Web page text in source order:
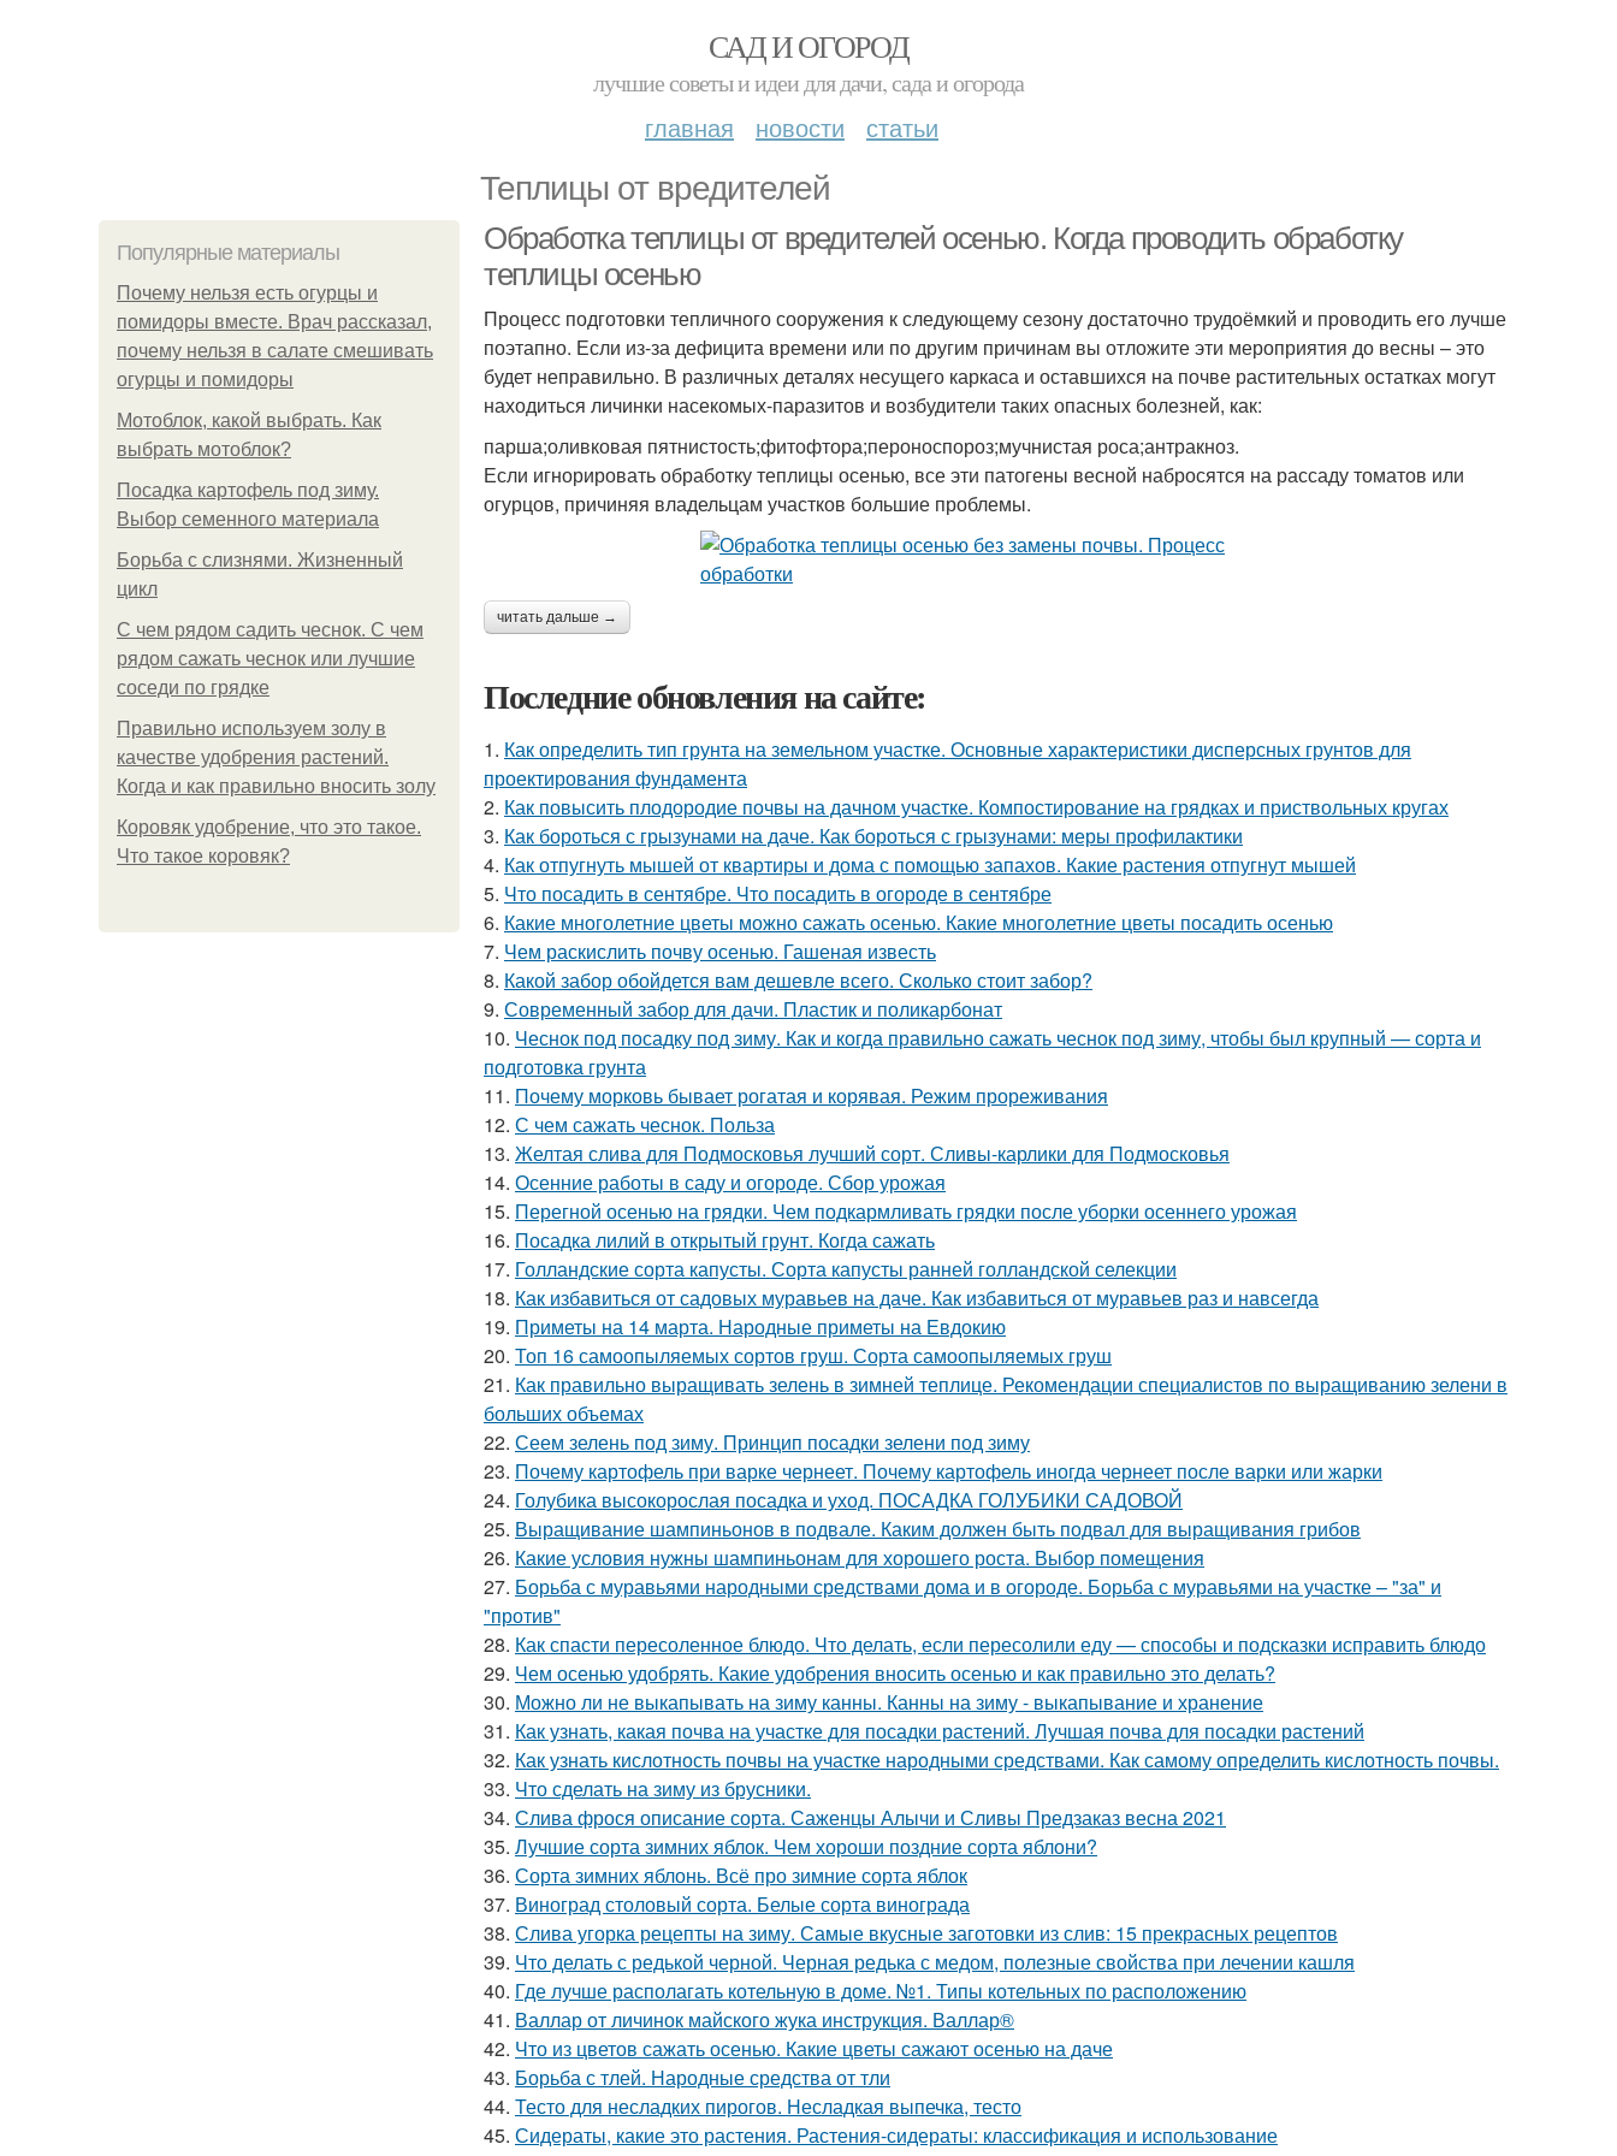
САД И ОГОРОД
лучшие советы и идеи для дачи, сада и огорода
главная новости статьи
Теплицы от вредителей
Популярные материалы
Почему нельзя есть огурцы и
помидоры вместе. Врач рассказал,
почему нельзя в салате смешивать
огурцы и помидоры
Мотоблок, какой выбрать. Как
выбрать мотоблок?
Посадка картофель под зиму.
Выбор семенного материала
Борьба с слизнями. Жизненный
цикл
С чем рядом садить чеснок. С чем
рядом сажать чеснок или лучшие
соседи по грядке
Правильно используем золу в
качестве удобрения растений.
Когда и как правильно вносить золу
Коровяк удобрение, что это такое.
Что такое коровяк?
Обработка теплицы от вредителей осенью. Когда проводить обработку
теплицы осенью
Процесс подготовки тепличного сооружения к следующему сезону достаточно трудоёмкий и проводить его лучше
поэтапно. Если из-за дефицита времени или по другим причинам вы отложите эти мероприятия до весны – это
будет неправильно. В различных деталях несущего каркаса и оставшихся на почве растительных остатках могут
находиться личинки насекомых-паразитов и возбудители таких опасных болезней, как:
парша;оливковая пятнистость;фитофтора;пероноспороз;мучнистая роса;антракноз.
Если игнорировать обработку теплицы осенью, все эти патогены весной набросятся на рассаду томатов или
огурцов, причиняя владельцам участков большие проблемы.
читать дальше →
Последние обновления на сайте:
1. Как определить тип грунта на земельном участке. Основные характеристики дисперсных грунтов для
проектирования фундамента
2. Как повысить плодородие почвы на дачном участке. Компостирование на грядках и приствольных кругах
3. Как бороться с грызунами на даче. Как бороться с грызунами: меры профилактики
4. Как отпугнуть мышей от квартиры и дома с помощью запахов. Какие растения отпугнут мышей
5. Что посадить в сентябре. Что посадить в огороде в сентябре
6. Какие многолетние цветы можно сажать осенью. Какие многолетние цветы посадить осенью
7. Чем раскислить почву осенью. Гашеная известь
8. Какой забор обойдется вам дешевле всего. Сколько стоит забор?
9. Современный забор для дачи. Пластик и поликарбонат
10. Чеснок под посадку под зиму. Как и когда правильно сажать чеснок под зиму, чтобы был крупный — сорта и
подготовка грунта
11. Почему морковь бывает рогатая и корявая. Режим прореживания
12. С чем сажать чеснок. Польза
13. Желтая слива для Подмосковья лучший сорт. Сливы-карлики для Подмосковья
14. Осенние работы в саду и огороде. Сбор урожая
15. Перегной осенью на грядки. Чем подкармливать грядки после уборки осеннего урожая
16. Посадка лилий в открытый грунт. Когда сажать
17. Голландские сорта капусты. Сорта капусты ранней голландской селекции
18. Как избавиться от садовых муравьев на даче. Как избавиться от муравьев раз и навсегда
19. Приметы на 14 марта. Народные приметы на Евдокию
20. Топ 16 самоопыляемых сортов груш. Сорта самоопыляемых груш
21. Как правильно выращивать зелень в зимней теплице. Рекомендации специалистов по выращиванию зелени в
больших объемах
22. Сеем зелень под зиму. Принцип посадки зелени под зиму
23. Почему картофель при варке чернеет. Почему картофель иногда чернеет после варки или жарки
24. Голубика высокорослая посадка и уход. ПОСАДКА ГОЛУБИКИ САДОВОЙ
25. Выращивание шампиньонов в подвале. Каким должен быть подвал для выращивания грибов
26. Какие условия нужны шампиньонам для хорошего роста. Выбор помещения
27. Борьба с муравьями народными средствами дома и в огороде. Борьба с муравьями на участке – "за" и
"против"
28. Как спасти пересоленное блюдо. Что делать, если пересолили еду — способы и подсказки исправить блюдо
29. Чем осенью удобрять. Какие удобрения вносить осенью и как правильно это делать?
30. Можно ли не выкапывать на зиму канны. Канны на зиму - выкапывание и хранение
31. Как узнать, какая почва на участке для посадки растений. Лучшая почва для посадки растений
32. Как узнать кислотность почвы на участке народными средствами. Как самому определить кислотность почвы.
33. Что сделать на зиму из брусники.
34. Слива фрося описание сорта. Саженцы Алычи и Сливы Предзаказ весна 2021
35. Лучшие сорта зимних яблок. Чем хороши поздние сорта яблони?
36. Сорта зимних яблонь. Всё про зимние сорта яблок
37. Виноград столовый сорта. Белые сорта винограда
38. Слива угорка рецепты на зиму. Самые вкусные заготовки из слив: 15 прекрасных рецептов
39. Что делать с редькой черной. Черная редька с медом, полезные свойства при лечении кашля
40. Где лучше располагать котельную в доме. №1. Типы котельных по расположению
41. Валлар от личинок майского жука инструкция. Валлар®
42. Что из цветов сажать осенью. Какие цветы сажают осенью на даче
43. Борьба с тлей. Народные средства от тли
44. Тесто для несладких пирогов. Несладкая выпечка, тесто
45. Сидераты, какие это растения. Растения-сидераты: классификация и использование